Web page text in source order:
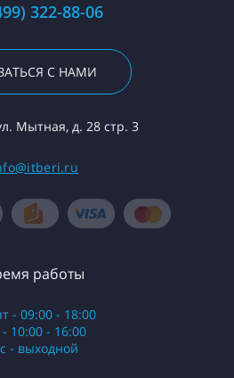
322-88-06
С НАМИ
Мытная, д. 28 стр. 3
работы
- 09:00 - 18:00
10:00 - 16:00
- выходной